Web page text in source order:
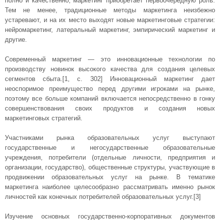
Тем не менее, традиционные методы маркетинга неизбежно
устаревают, и на их место выходят новые маркетинговые стратегии:
нейромаркетинг, латеральный маркетинг, эмпирический маркетинг и
другие.
Современный маркетинг — это инновационные технологии по
производству новинок высокого качества для создания целевых
сегментов сбыта.[1, с. 302] Инновационный маркетинг дает
неоспоримое преимущество перед другими игроками на рынке,
поэтому все больше компаний включается непосредственно в гонку
совершенствования своих продуктов и создания новых
маркетинговых стратегий.
Участниками рынка образовательных услуг выступают
государственные и негосударственные образовательные
учреждения, потребители (отдельные личности, предприятия и
организации, государство), общественные структуры, участвующие в
продвижении образовательных услуг на рынке. В тематике
маркетинга наиболее целесообразно рассматривать именно рынок
личностей как конечных потребителей образовательных услуг.[3]
Изучение основных государственно-корпоративных документов